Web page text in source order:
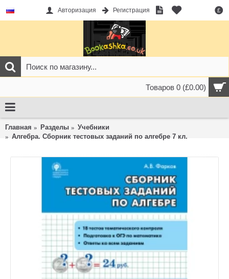
£
Авторизация Регистрация
Товаров 0 (£0.00)
Главная Разделы
Учебники
Алгебра. Сборник тестовых заданий по алгебре 7 кл.